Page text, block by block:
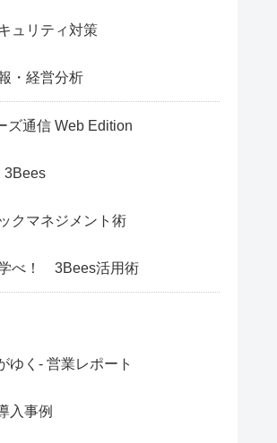
ュリティ対策
・経営分析
ズ通信 Web Edition
3Bees
クマネジメント術
べ！ 3Bees活用術
ゆく- 営業レポート
入事例